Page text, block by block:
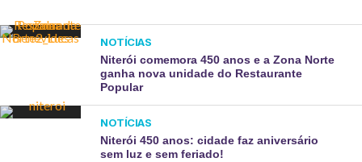
NOTÍCIAS
Niterói comemora 450 anos e a Zona Norte
ganha nova unidade do Restaurante
Popular
NOTÍCIAS
Niterói 450 anos: cidade faz aniversário
sem luz e sem feriado!